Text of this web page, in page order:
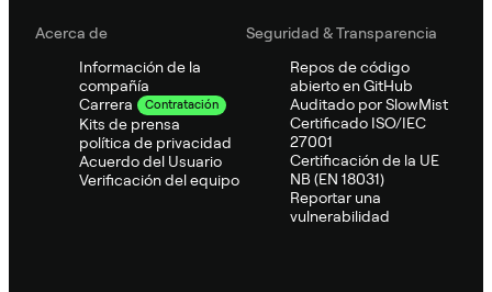
Acerca de
Información de la
compañía
Carrera
Contratación
Kits de prensa
política de privacidad
Acuerdo del Usuario
Verificación del equipo
Seguridad & Transparencia
Repos de código
abierto en GitHub
Auditado por SlowMist
Certificado ISO/IEC
27001
Certificación de la UE
NB (EN 18031)
Reportar una
vulnerabilidad